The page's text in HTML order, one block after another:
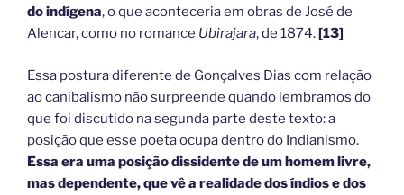
do indígena, o que aconteceria em obras de José de
Alencar, como no romance Ubirajara, de 1874. [13]
Essa postura diferente de Gonçalves Dias com relação
ao canibalismo não surpreende quando lembramos do
que foi discutido na segunda parte deste texto: a
posição que esse poeta ocupa dentro do Indianismo.
Essa era uma posição dissidente de um homem livre,
mas dependente, que vê a realidade dos índios e dos